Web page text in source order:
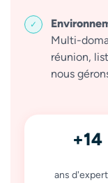
Multi-
réunion,
nous
+14
ans